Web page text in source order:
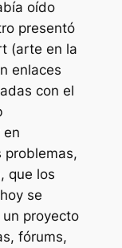
oído
presentó
(arte en la
enlaces
con el
en
problemas,
que los
se
proyecto
fórums,